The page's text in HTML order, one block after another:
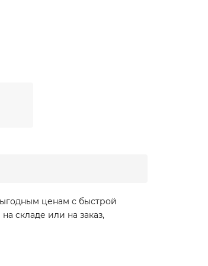
ценам с быстрой
складе или на заказ,